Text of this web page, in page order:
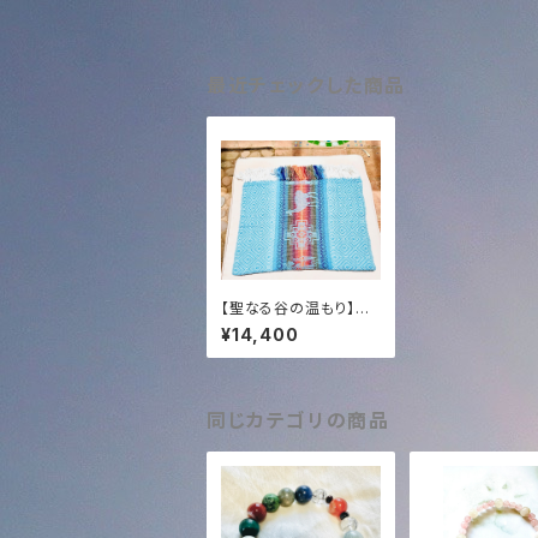
最近チェックした商品
【聖なる谷の温もり】He
art of AN アルパカ・マ
フラー (ハンドメイド)
＋ 432Hzアルバム特典
¥14,400
同じカテゴリの商品